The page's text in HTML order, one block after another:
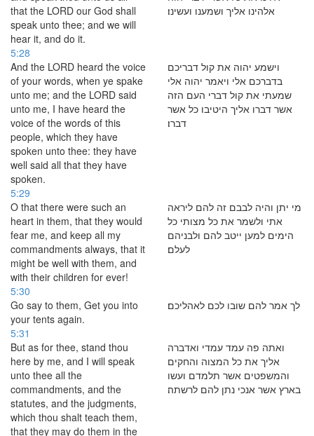
that the LORD our God shall
speak unto thee; and we will
hear it, and do it.
אלהינו אליך ושמענו ועשינו׃
5:28
And the LORD heard the voice
of your words, when ye spake
unto me; and the LORD said
unto me, I have heard the
voice of the words of this
people, which they have
spoken unto thee: they have
well said all that they have
spoken.
וישמע יהוה את קול דבריכם
בדברכם אלי ויאמר יהוה אלי
שמעתי את קול דברי העם הזה
אשר דברו אליך היטיבו כל אשר
דברו׃
5:29
O that there were such an
heart in them, that they would
fear me, and keep all my
commandments always, that it
might be well with them, and
with their children for ever!
מי יתן והיה לבבם זה להם ליראה
אתי ולשמר את כל מצותי כל
הימים למען ייטב להם ולבניהם
לעלם׃
5:30
Go say to them, Get you into
your tents again.
לך אמר להם שובו לכם לאהליכם׃
5:31
But as for thee, stand thou
here by me, and I will speak
unto thee all the
commandments, and the
statutes, and the judgments,
which thou shalt teach them,
that they may do them in the
ואתה פה עמד עמדי ואדברה
אליך את כל המצוה והחקים
והמשפטים אשר תלמדם ועשו
בארץ אשר אנכי נתן להם לרשתה׃